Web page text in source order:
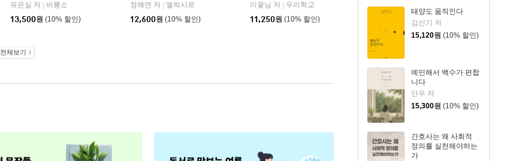
태양도 움직인다
김신기 저
15,120원 (10% 할인)
예민해서 백수가 편합
니다
단우 저
15,300원 (10% 할인)
간호사는 왜 사회적
정의를 실천해야하는
가
유은실 저
비룡소
13,500원 (10% 할인)
정해연 저
엘릭시르
12,600원 (10% 할인)
이꽃님 저
우리학교
11,250원 (10% 할인)
전체보기